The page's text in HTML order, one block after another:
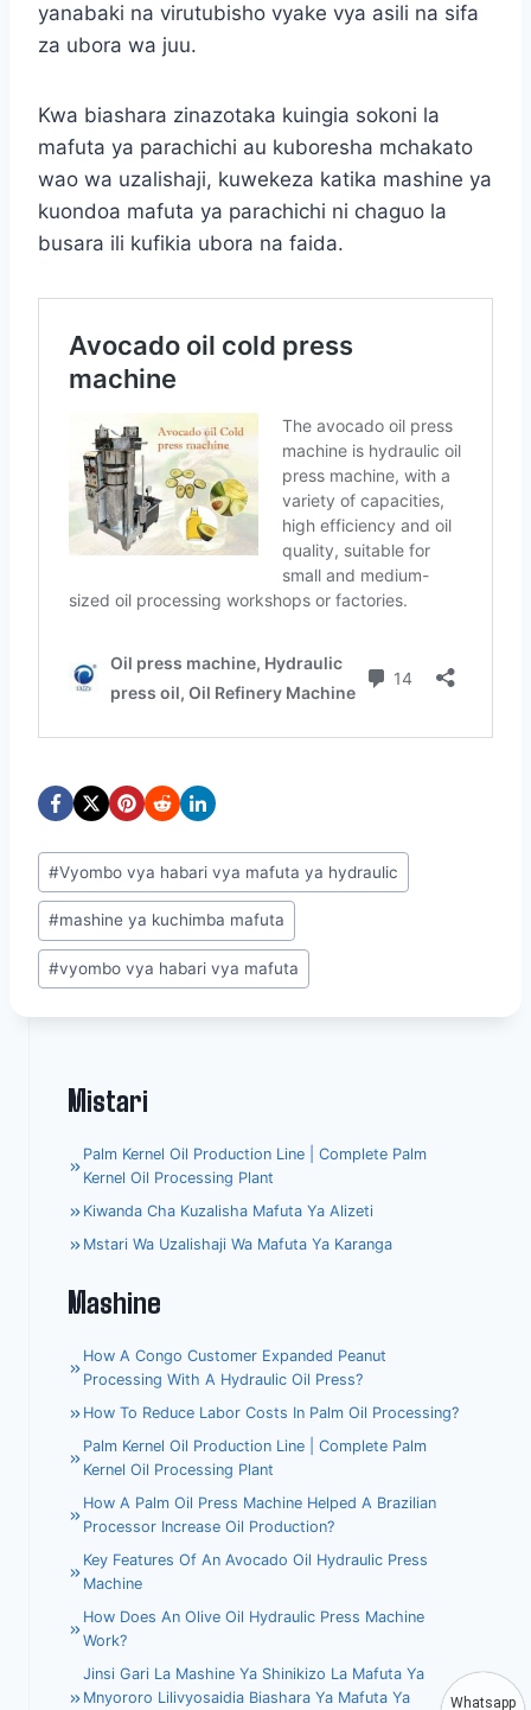
yanabaki na virutubisho vyake vya asili na sifa
za ubora wa juu.
Kwa biashara zinazotaka kuingia sokoni la
mafuta ya parachichi au kuboresha mchakato
wao wa uzalishaji, kuwekeza katika mashine ya
kuondoa mafuta ya parachichi ni chaguo la
busara ili kufikia ubora na faida.
Post
Tags:
#Vyombo vya habari vya mafuta ya hydraulic
#mashine ya kuchimba mafuta
#vyombo vya habari vya mafuta
Mistari
Palm Kernel Oil Production Line | Complete Palm
Kernel Oil Processing Plant
Kiwanda Cha Kuzalisha Mafuta Ya Alizeti
Mstari Wa Uzalishaji Wa Mafuta Ya Karanga
Mashine
How A Congo Customer Expanded Peanut
Processing With A Hydraulic Oil Press?
How To Reduce Labor Costs In Palm Oil Processing?
Palm Kernel Oil Production Line | Complete Palm
Kernel Oil Processing Plant
How A Palm Oil Press Machine Helped A Brazilian
Processor Increase Oil Production?
Key Features Of An Avocado Oil Hydraulic Press
Machine
How Does An Olive Oil Hydraulic Press Machine
Work?
Jinsi Gari La Mashine Ya Shinikizo La Mafuta Ya
Mnyororo Lilivyosaidia Biashara Ya Mafuta Ya
Whatsapp